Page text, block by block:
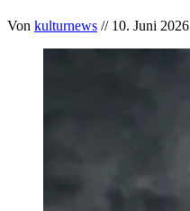
Von kulturnews // 10. Juni 2026